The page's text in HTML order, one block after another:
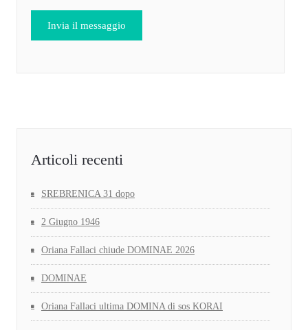
Articoli recenti
SREBRENICA 31 dopo
2 Giugno 1946
Oriana Fallaci chiude DOMINAE 2026
DOMINAE
Oriana Fallaci ultima DOMINA di sos KORAI